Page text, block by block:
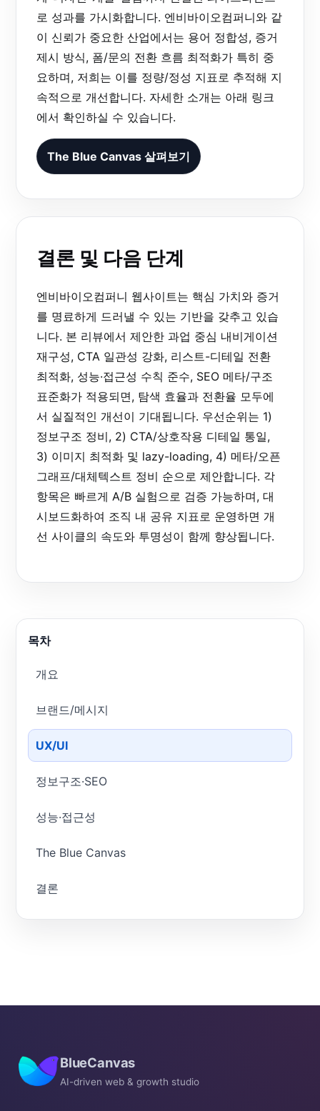
로 성과를 가시화합니다. 엔비바이오컴퍼니와 같
이 신뢰가 중요한 산업에서는 용어 정합성, 증거
제시 방식, 폼/문의 전환 흐름 최적화가 특히 중
요하며, 저희는 이를 정량/정성 지표로 추적해 지
속적으로 개선합니다. 자세한 소개는 아래 링크
에서 확인하실 수 있습니다.
The Blue Canvas 살펴보기
결론 및 다음 단계
엔비바이오컴퍼니 웹사이트는 핵심 가치와 증거
를 명료하게 드러낼 수 있는 기반을 갖추고 있습
니다. 본 리뷰에서 제안한 과업 중심 내비게이션
재구성, CTA 일관성 강화, 리스트-디테일 전환
최적화, 성능·접근성 수칙 준수, SEO 메타/구조
표준화가 적용되면, 탐색 효율과 전환율 모두에
서 실질적인 개선이 기대됩니다. 우선순위는 1)
정보구조 정비, 2) CTA/상호작용 디테일 통일,
3) 이미지 최적화 및 lazy-loading, 4) 메타/오픈
그래프/대체텍스트 정비 순으로 제안합니다. 각
항목은 빠르게 A/B 실험으로 검증 가능하며, 대
시보드화하여 조직 내 공유 지표로 운영하면 개
선 사이클의 속도와 투명성이 함께 향상됩니다.
목차
개요
브랜드/메시지
UX/UI
정보구조·SEO
성능·접근성
The Blue Canvas
결론
BlueCanvas
AI-driven web & growth studio